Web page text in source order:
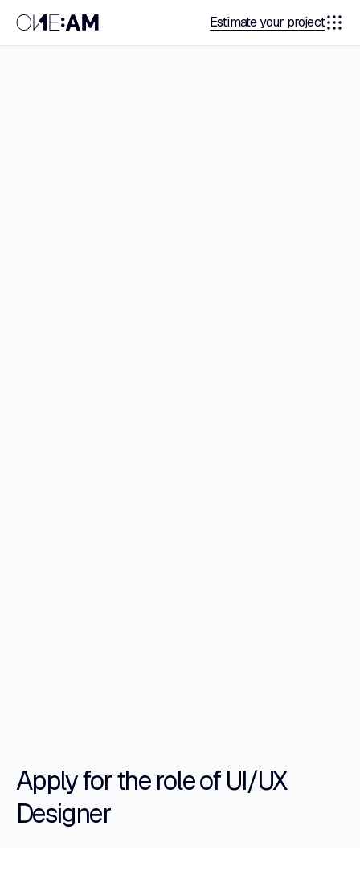
Estimate your project
Apply for the role of UI/UX
Designer